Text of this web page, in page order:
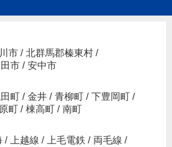
市 / 北群馬郡榛東村 /
市 / 安中市
町 / 金井 / 青柳町 / 下豊岡町 /
町 / 棟高町 / 南町
/ 上越線 / 上毛電鉄 / 両毛線 /